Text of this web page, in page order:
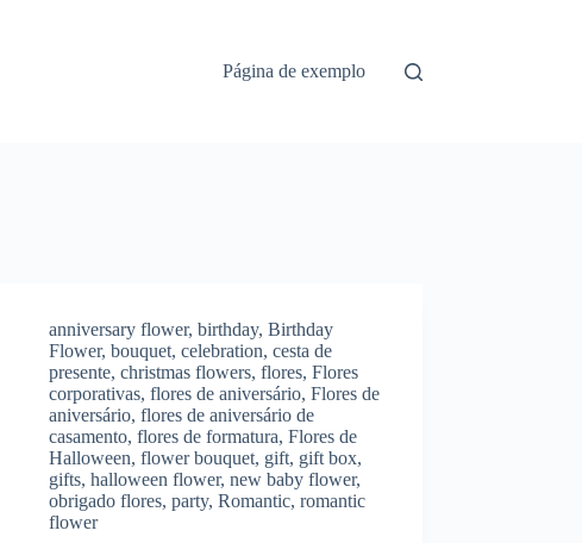
Página de exemplo
anniversary flower,birthday,Birthday
Flower,bouquet,celebration,cesta de
presente,christmas flowers,flores,Flores
corporativas,flores de aniversário,Flores de
aniversário,flores de aniversário de
casamento,flores de formatura,Flores de
Halloween,flower bouquet, gift, gift box,
gifts,halloween flower,new baby flower,
obrigado flores,party,Romantic,romantic
flower